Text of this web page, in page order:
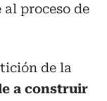
proceso de
de la
a construir